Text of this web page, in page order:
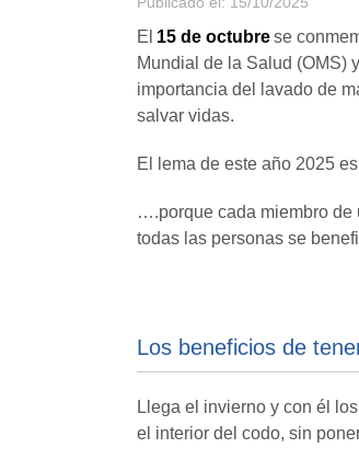
El 15 de octubrese
Mundial de la Salud (OMS)
importancia del lavado de
salvar vidas.
El lema de este año 2025 es:
….porque cada miembro de
todas las personas se
Los beneficios de
Llega el invierno y con él
el interior del codo, sin